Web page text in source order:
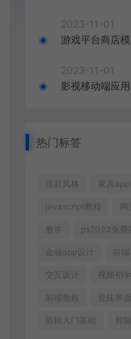
2023-11-01
游戏平台商店
2023-11-01
影视移动端应
热门标签
清新风格 家具app
javascript教程 网
教学 ps2023免费
金融app设计 前端
交互设计 视频初
前端教程 登陆界面
剪辑入门基础 剪